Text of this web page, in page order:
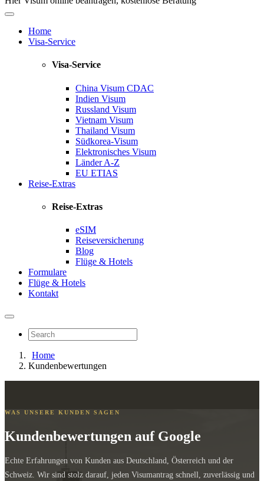
Home
Visa-Service
Visa-Service
China Visum CDAC
Indien Visum
Russland Visum
Vietnam Visum
Thailand Visum
Südkorea-Visum
Elektronisches Visum
Länder A-Z
EU ETIAS
Reise-Extras
Reise-Extras
eSIM
Reiseversicherung
Blog
Flüge & Hotels
Formulare
Flüge & Hotels
Kontakt
Home
Kundenbewertungen
WAS UNSERE KUNDEN SAGEN
Kundenbewertungen auf Google
Echte Erfahrungen von Kunden aus Deutschland, Österreich und der
Schweiz. Wir sind stolz darauf, jeden Visumantrag schnell, zuverlässig und